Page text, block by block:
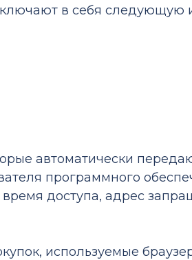
в себя
автоматически
программного
доступа, адрес
используемые